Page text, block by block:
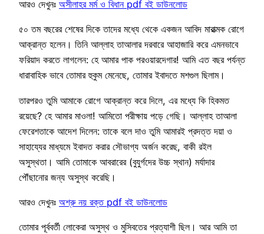
আরও দেখুনঃ অসীলাহর মর্ম ও বিধান pdf বই ডাউনলোড
৫০ তম বছরের শেষের দিকে তাদের মধ্যে থেকে একজন আবিদ মারাত্মক রোগে
আক্রান্ত হলেন। তিনি আল্লাহ তাআলার দরবারে আহাজারি করে এমনভাবে
ফরিয়াদ করতে লাগলেন: হে আমার পাক পরওয়ারদেগার! আমি এত বছর পর্যন্ত
ধারাবাহিক ভাবে তোমার হুকুম মেনেছে, তোমার ইবাদতে মশগুল ছিলাম।
তারপরও তুমি আমাকে রোগে আক্রান্ত করে দিলে, এর মধ্যে কি হিকমত
রয়েছে? হে আমার মাওলা! আমিতো পরীক্ষায় পড়ে গেছি। আল্লাহ তাআলা
ফেরেশতাকে আদেশ দিলেন: তাকে বলে দাও তুমি আমারই প্রদত্ত দয়া ও
সাহায্যের মাধ্যমে ইবাদত করার সৌভাগ্য অর্জন করেছ, বাকী রইল
অসুস্থতা। আমি তোমাকে আবরারের (বুযুর্গদের উচ্চ স্থান) মর্যাদার
পৌঁছানোর জন্য অসুস্থ করেছি।
আরও দেখুনঃ অশ্রু নয় রক্ত pdf বই ডাউনলোড
তোমার পূর্ববর্তী লোকেরা অসুস্থ ও মুসিবতের প্রত্যাশী ছিল। আর আমি তা